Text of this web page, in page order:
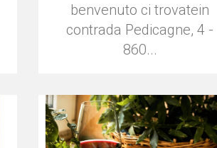
benvenuto ci trovatein
contrada Pedicagne, 4 -
860...